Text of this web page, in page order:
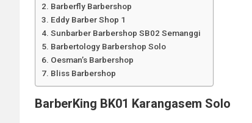
Barberfly Barbershop
Eddy Barber Shop 1
Sunbarber Barbershop SB02 Semanggi
Barbertology Barbershop Solo
Oesman’s Barbershop
Bliss Barbershop
BarberKing BK01 Karangasem Solo